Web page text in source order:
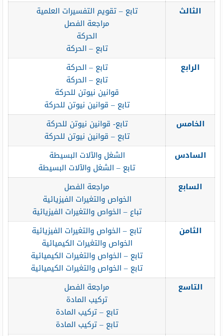
الثالث
تابع – تقويم التفسيرات العلمية
مراجعة الفصل
الحركة
تابع – الحركة
الرابع
تابع – الحركة
تابع – الحركة
قوانين نيوتن للحركة
تابع – قوانين نيوتن للحركة
الخامس
تابع- قوانين نيوتن للحركة
تابع – قوانين نيوتن للحركة
السادس
الشغل والآلات البسيطة
تابع – الشغل والآلات البسيطة
السابع
مراجعة الفصل
الخواص والتغيرات الفيزيائية
تباع – الخواص والتغيرات الفيزيائية
الثامن
تابع – الخواص والتغيرات الفيزيائية
الخواص والتغيرات الكيميائية
تابع – الخواص والتغيرات الكيميائية
تابع – الخواص والتغيرات الكيميائية
التاسع
مراجعة الفصل
تركيب المادة
تابع – تركيب المادة
تابع – تركيب المادة